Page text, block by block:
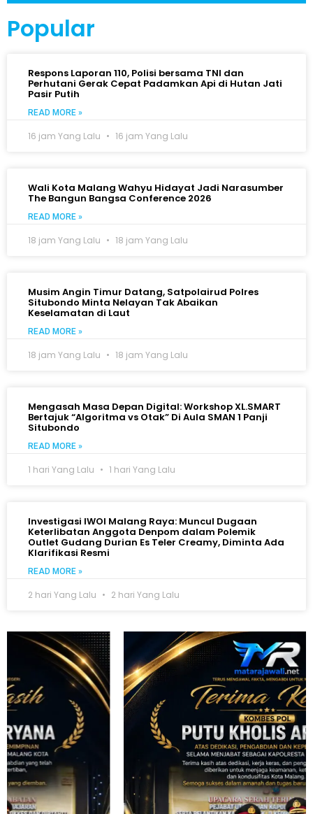
Popular
Respons Laporan 110, Polisi bersama TNI dan
Perhutani Gerak Cepat Padamkan Api di Hutan Jati
Pasir Putih
READ MORE »
16 jam Yang Lalu 16 jam Yang Lalu
Wali Kota Malang Wahyu Hidayat Jadi Narasumber
The Bangun Bangsa Conference 2026
READ MORE »
18 jam Yang Lalu 18 jam Yang Lalu
Musim Angin Timur Datang, Satpolairud Polres
Situbondo Minta Nelayan Tak Abaikan
Keselamatan di Laut
READ MORE »
18 jam Yang Lalu 18 jam Yang Lalu
Mengasah Masa Depan Digital: Workshop XL.SMART
Bertajuk “Algoritma vs Otak” Di Aula SMAN 1 Panji
Situbondo
READ MORE »
1 hari Yang Lalu 1 hari Yang Lalu
Investigasi IWOI Malang Raya: Muncul Dugaan
Keterlibatan Anggota Denpom dalam Polemik
Outlet Gudang Durian Es Teler Creamy, Diminta Ada
Klarifikasi Resmi
READ MORE »
2 hari Yang Lalu 2 hari Yang Lalu